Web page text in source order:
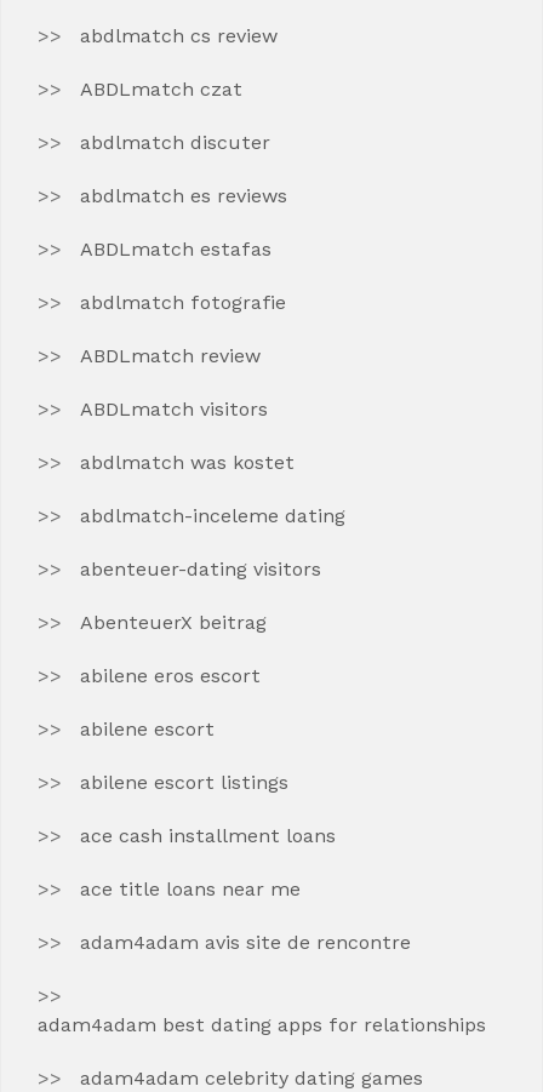
abdlmatch cs review
ABDLmatch czat
abdlmatch discuter
abdlmatch es reviews
ABDLmatch estafas
abdlmatch fotografie
ABDLmatch review
ABDLmatch visitors
abdlmatch was kostet
abdlmatch-inceleme dating
abenteuer-dating visitors
AbenteuerX beitrag
abilene eros escort
abilene escort
abilene escort listings
ace cash installment loans
ace title loans near me
adam4adam avis site de rencontre
adam4adam best dating apps for relationships
adam4adam celebrity dating games